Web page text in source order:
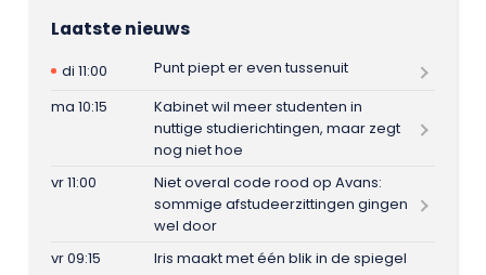
Laatste nieuws
di 11:00
Punt piept er even tussenuit
ma 10:15
Kabinet wil meer studenten in
nuttige studierichtingen, maar zegt
nog niet hoe
vr 11:00
Niet overal code rood op Avans:
sommige afstudeerzittingen gingen
wel door
vr 09:15
Iris maakt met één blik in de spiegel